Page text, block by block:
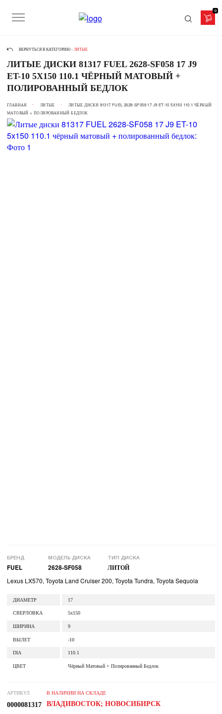
0
ВЕРНУТЬСЯ В КАТЕГОРИЮ - ЛИТЫЕ
ЛИТЫЕ ДИСКИ 81317 FUEL 2628-SF058 17 J9
ET-10 5X150 110.1 ЧЁРНЫЙ МАТОВЫЙ +
ПОЛИРОВАННЫЙ БЕДЛОК
ГЛАВНАЯ ЛИТЫЕ
ЛИТЫЕ ДИСКИ 81317 FUEL 2628-SF058 17 J9 ET-10 5X150 110.1 ЧЁРНЫЙ
МАТОВЫЙ + ПОЛИРОВАННЫЙ БЕДЛОК
БРЕНД
FUEL
МОДЕЛЬ ДИСКА
2628-SF058
ТИП ДИСКА
ЛИТОЙ
Lexus LX570, Toyota Land Cruiser 200, Toyota Tundra, Toyota Sequoia
ДИАМЕТР 17
СВЕРЛОВКА 5x150
ШИРИНА 9
ВЫЛЕТ -10
DIA 110.1
ЦВЕТ Чёрный Матовый + Полированный Бедлок
АРТИКУЛ
0000081317
В НАЛИЧИИ НА СКЛАДЕ
ВЛАДИВОСТОК; НОВОСИБИРСК